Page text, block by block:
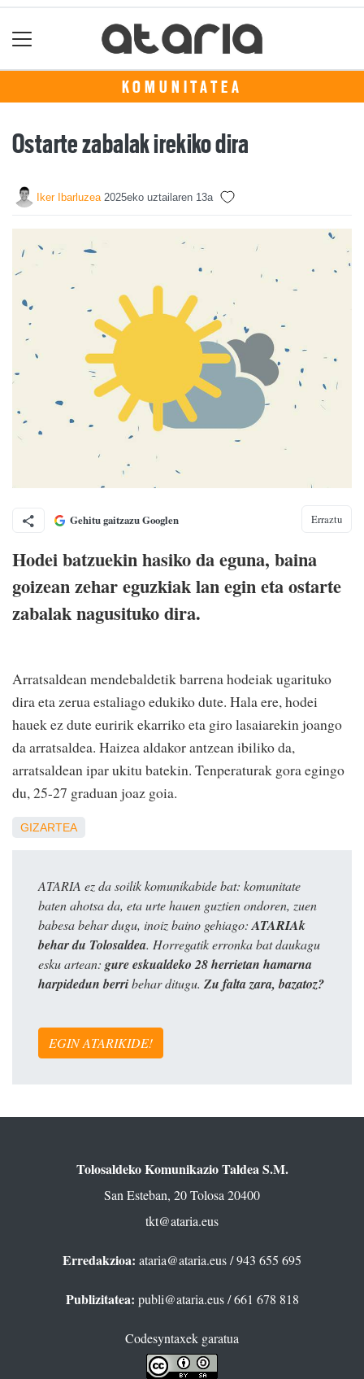
KOMUNITATEA
Ostarte zabalak irekiko dira
Iker Ibarluzea 2025eko uztailaren 13a
Gehitu gaitzazu Googlen Erraztu
Hodei batzuekin hasiko da eguna, baina
goizean zehar eguzkiak lan egin eta ostarte
zabalak nagusituko dira.
Arratsaldean mendebaldetik barrena hodeiak ugarituko
dira eta zerua estaliago edukiko dute. Hala ere, hodei
hauek ez dute euririk ekarriko eta giro lasaiarekin joango
da arratsaldea. Haizea aldakor antzean ibiliko da,
arratsaldean ipar ukitu batekin. Tenperaturak gora egingo
du, 25-27 graduan joaz goia.
GIZARTEA
ATARIA ez da soilik komunikabide bat: komunitate
baten ahotsa da, eta urte hauen guztien ondoren, zuen
babesa behar dugu, inoiz baino gehiago:ATARIAk
behar du Tolosaldea. Horregatik erronka bat daukagu
esku artean: gure eskualdeko 28 herrietan hamarna
harpidedun berribehar ditugu. Zu falta zara, bazatoz?
EGIN ATARIKIDE!
Tolosaldeko Komunikazio Taldea S.M.
San Esteban, 20 Tolosa 20400
tkt@ataria.eus
Erredakzioa: ataria@ataria.eus/ 943 655 695
Publizitatea: publi@ataria.eus/ 661 678 818
Codesyntaxek garatua